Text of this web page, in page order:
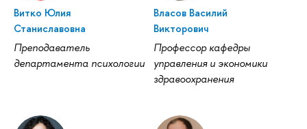
Витко Юлия
Станиславовна
Преподаватель
департамента психологии
Власов Василий
Викторович
Профессор кафедры
управления и экономики
здравоохранения